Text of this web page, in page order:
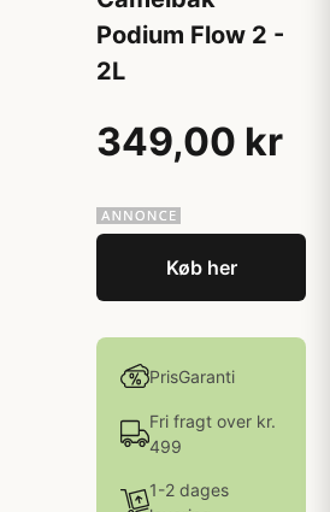
Podium Flow 2 -
2L
349,00 kr
Køb her
PrisGaranti
Fri fragt over kr.
499
1-2 dages